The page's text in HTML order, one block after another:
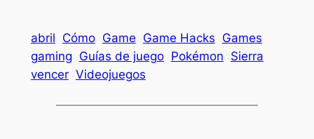
abril Cómo Game Game Hacks Games
gaming Guías de juego Pokémon Sierra
vencer Videojuegos